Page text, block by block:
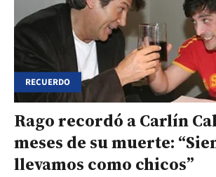
RECUERDO
Rago recordó a Carlín
meses de su muerte:
llevamos como chicos”